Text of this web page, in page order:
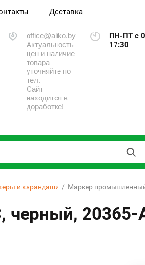
Доставка
office@aliko.by
Актуальность
цен и наличие
товара
уточняйте по
тел.
Сайт
находится в
доработке!
ПН-ПТ с
17:30
и карандаши
/  Маркер
20365-